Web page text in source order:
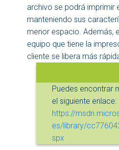
archivo se podrá imprimir
manteniendo sus
menor espacio. Además,
equipo que tiene la
cliente se libera más
Puedes encontrar
el siguiente enlace:
https://
es/library/
spx